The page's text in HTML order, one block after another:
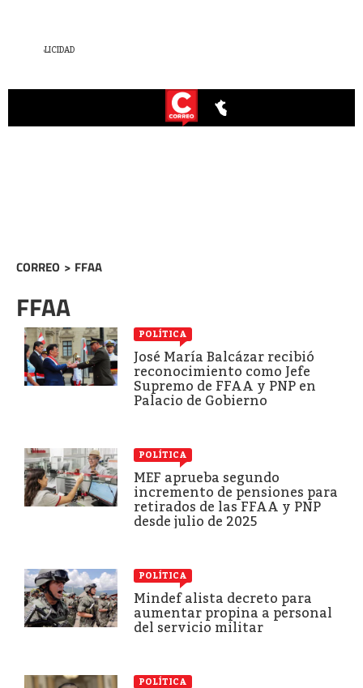
CORREO > FFAA
FFAA
POLÍTICA
José María Balcázar recibió
reconocimiento como Jefe
Supremo de FFAA y PNP en
Palacio de Gobierno
POLÍTICA
MEF aprueba segundo
incremento de pensiones para
retirados de las FFAA y PNP
desde julio de 2025
POLÍTICA
Mindef alista decreto para
aumentar propina a personal
del servicio militar
POLÍTICA